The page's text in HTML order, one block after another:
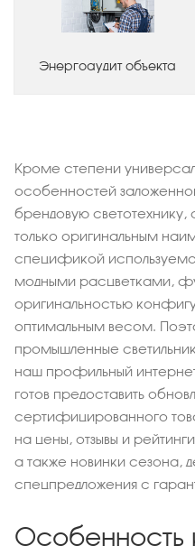
Энергоаудит объекта
Кроме степени
особенностей
брендовую светотехнику,
только оригинальным
спецификой
модными расцветками,
оригинальностью
оптимальным весом.
промышленные
наш профильный
готов предоставить
сертифицированного
на цены, отзывы и
а также новинки сезона,
спецпредложения с
Особенность